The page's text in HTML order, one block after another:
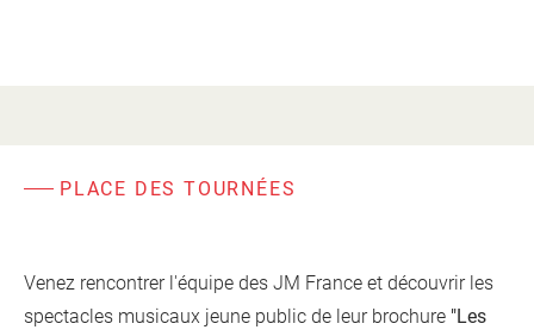
PLACE DES TOURNÉES
Venez rencontrer l'équipe des JM France et découvrir les
spectacles musicaux jeune public de leur brochure "Les